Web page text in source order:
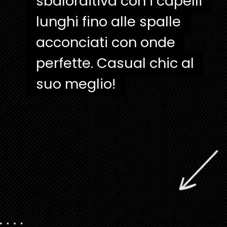
lunghi fino alle spalle
acconciati con onde
perfette. Casual chic al
suo meglio!
lunghi fino alle spalle
acconciati con onde
perfette. Casual chic al